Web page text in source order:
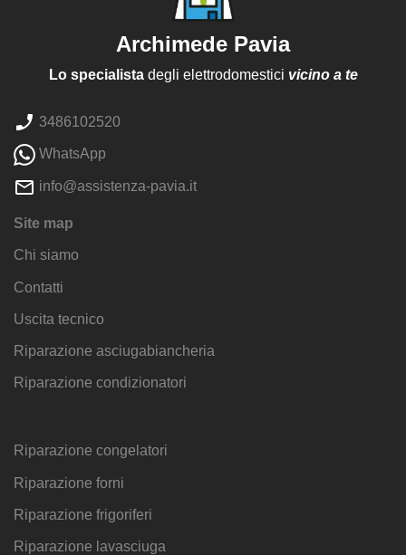
Archimede Pavia
Lo specialistadegli elettrodomestici vicino a te
3486102520
WhatsApp
info@assistenza-pavia.it
Site map
Chi siamo
Contatti
Uscita tecnico
Riparazione asciugabiancheria
Riparazione condizionatori
Riparazione congelatori
Riparazione forni
Riparazione frigoriferi
Riparazione lavasciuga